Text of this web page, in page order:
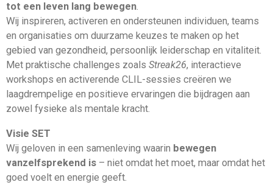
tot een leven lang bewegen.
Wij inspireren, activeren en ondersteunen individuen, teams
en organisaties om duurzame keuzes te maken op het
gebied van gezondheid, persoonlijk leiderschap en vitaliteit.
Met praktische challenges zoals Streak26, interactieve
workshops en activerende CLIL-sessies creëren we
laagdrempelige en positieve ervaringen die bijdragen aan
zowel fysieke als mentale kracht.
Visie SET
Wij geloven in een samenleving waarin bewegen
vanzelfsprekend is – niet omdat het moet, maar omdat het
goed voelt en energie geeft.